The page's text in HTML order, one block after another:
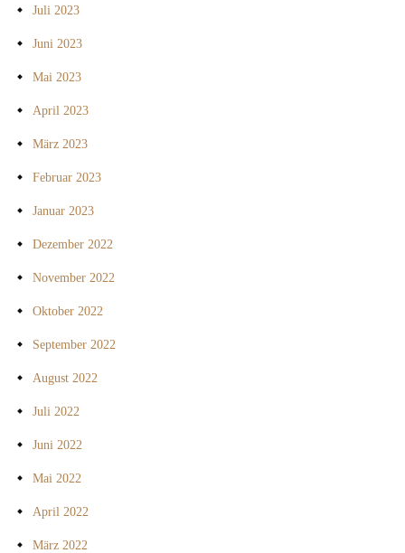
Juli 2023
Juni 2023
Mai 2023
April 2023
März 2023
Februar 2023
Januar 2023
Dezember 2022
November 2022
Oktober 2022
September 2022
August 2022
Juli 2022
Juni 2022
Mai 2022
April 2022
März 2022